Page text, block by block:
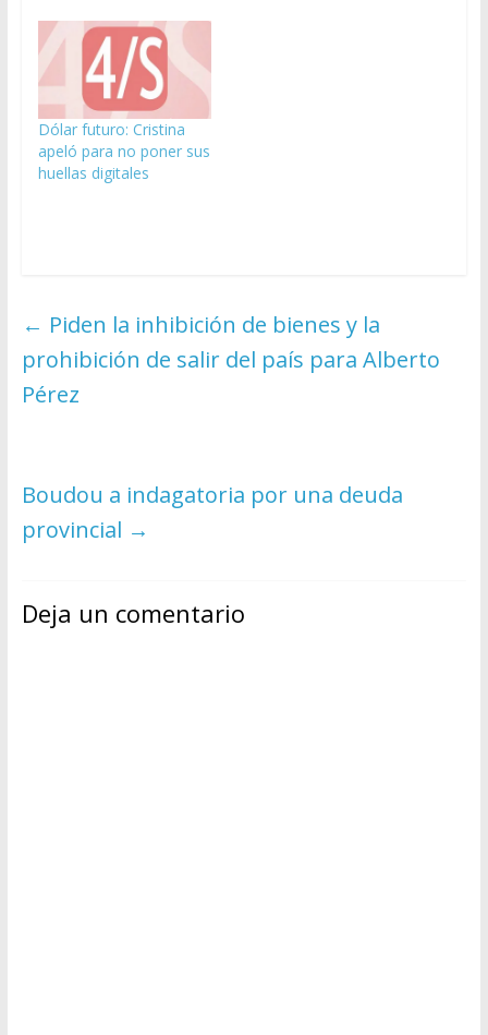
Dólar futuro: Cristina
apeló para no poner sus
huellas digitales
← Piden la inhibición de bienes y la
prohibición de salir del país para Alberto
Pérez
Boudou a indagatoria por una deuda
provincial →
Deja un comentario